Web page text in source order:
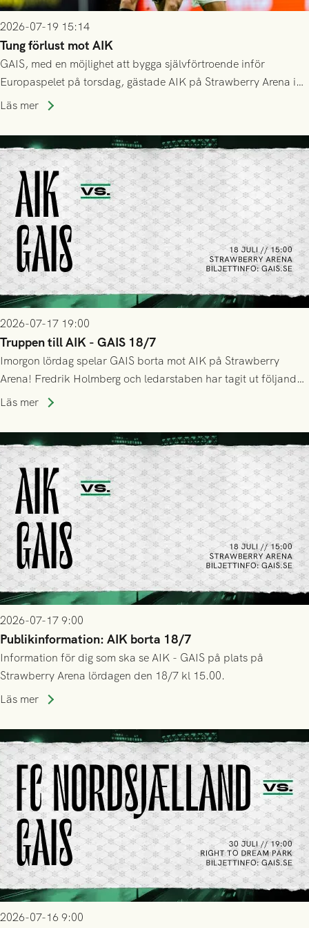
2026-07-19 15:14
Tung förlust mot AIK
GAIS, med en möjlighet att bygga självförtroende inför
Europaspelet på torsdag, gästade AIK på Strawberry Arena i
Stockholm . Men trots konstant hotande i första halvlek av
lyckades få in 2-0.
Läs mer
2026-07-17 19:00
Truppen till AIK - GAIS 18/7
Imorgon lördag spelar GAIS borta mot AIK på Strawberry
Arena! Fredrik Holmberg och ledarstaben har tagit ut följande
trupp till matchen:
Läs mer
2026-07-17 9:00
Publikinformation: AIK borta 18/7
Information för dig som ska se AIK - GAIS på plats på
Strawberry Arena lördagen den 18/7 kl 15.00.
Läs mer
2026-07-16 9:00